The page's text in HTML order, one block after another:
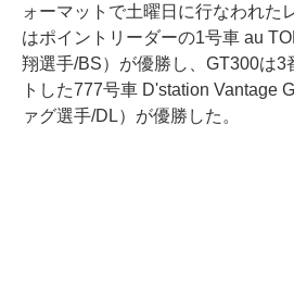
ォーマットで土曜日に行なわれた
はポイントリーダーの1号車 au
翔選手/BS）が優勝し、GT300は3
トした777号車 D'station Vantage
ァグ選手/DL）が優勝した。